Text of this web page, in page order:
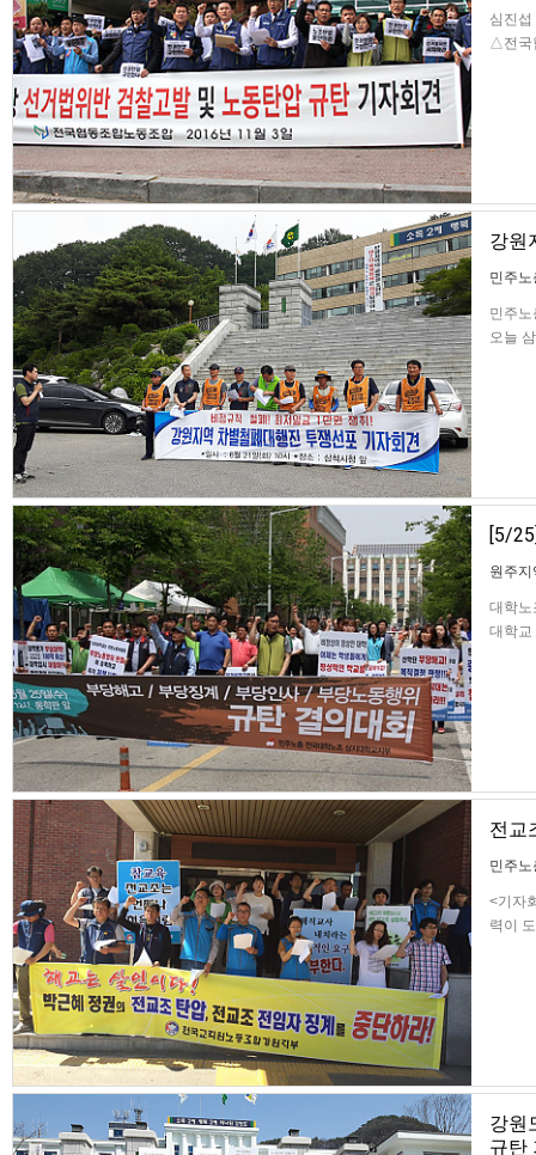
심진
△전국
강원
민주
민주
오늘
[5/
원주
대학노
대학교
전교
민주
<기자
력이
강원
규탄